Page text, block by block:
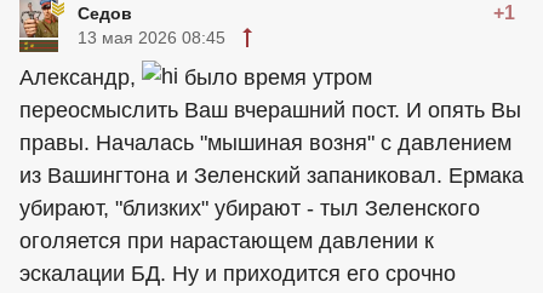
Седов +1
13 мая 2026 08:45
Александр,
было время утром
переосмыслить Ваш вчерашний пост. И опять Вы
правы. Началась "мышиная возня" с давлением
из Вашингтона и Зеленский запаниковал. Ермака
убирают, "близких" убирают - тыл Зеленского
оголяется при нарастающем давлении к
эскалации БД. Ну и приходится его срочно